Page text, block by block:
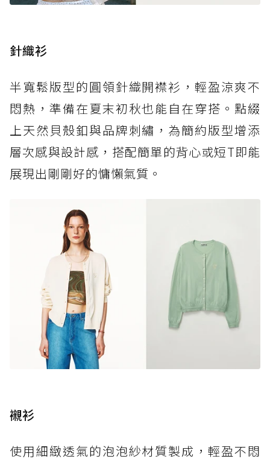
針織衫
半寬鬆版型的圓領針織開襟衫，輕盈涼爽不
悶熱，準備在夏末初秋也能自在穿搭。點綴
上天然貝殼釦與品牌刺繡，為簡約版型增添
層次感與設計感，搭配簡單的背心或短T即能
展現出剛剛好的慵懶氣質。
襯衫
使用細緻透氣的泡泡紗材質製成，輕盈不悶